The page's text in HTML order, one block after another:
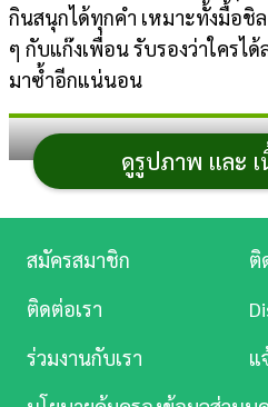
กินสนุกได้ทุกคำ เหมาะทั้งมื้อชิ
ๆ กับแก๊งเพื่อน รับรองว่าใครไ
มาซ้ำอีกแน่นอน
แฮนด์โร
แฮนด์โรล (Hand Roll)
คื
ข้าวและวัตถุดิบต่าง ๆ แล้วม้วน
ทันทีแบบคำต่อคำ จุดเด่นของแ
ดูรูปภาพ และ
การ
ศึกษา
บันเทิง
ดู
Music
สมัครสมาชิก
ติ
ติดต่อเรา
ร่วมงานกับเรา
แ